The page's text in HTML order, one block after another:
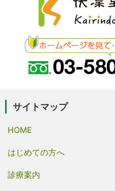
サイトマップ
HOME
はじめての方へ
診療案内